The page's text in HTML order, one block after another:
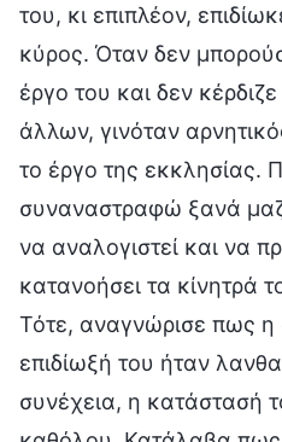
του, κι επιπλέον,
κύρος. Όταν δεν
έργο του και δεν
άλλων, γινόταν
το έργο της εκκλησίας.
συναναστραφώ ξανά
να αναλογιστεί και να
κατανοήσει τα κίνητρά
Τότε, αναγνώρισε πως η
επιδίωξή του ήταν
συνέχεια, η κατάστασή